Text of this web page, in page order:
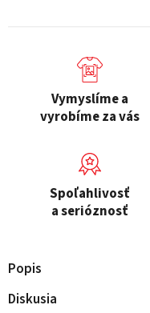
Vymyslíme a
vyrobíme za vás
Spoľahlivosť
a serióznosť
Popis
Diskusia